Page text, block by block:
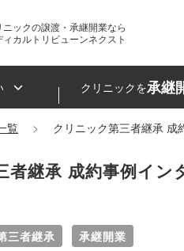
ニックの譲渡・承継開業なら
ィカルトリビューンネクスト
クリニックを承継
覧 クリニック第三者継承 成
者継承 成約事例イン
三者継承 承継開業